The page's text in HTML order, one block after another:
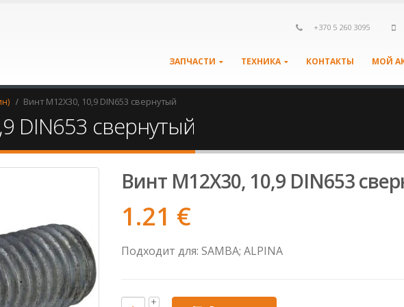
+370 5 260 3095
ЗАПЧАСТИ ТЕХНИКА КОНТАКТЫ МОЙ
Винт M12X30, 10,9 DIN653 свернутый
DIN653 свернутый
Винт M12X30, 10,9 DIN653
1.21 €
Подходит для: SAMBA; ALPINA